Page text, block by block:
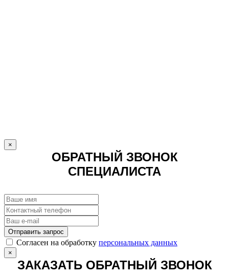
×
ОБРАТНЫЙ ЗВОНОК
СПЕЦИАЛИСТА
Отправить запрос
Cогласен на обработку персональных данных
×
ЗАКАЗАТЬ ОБРАТНЫЙ ЗВОНОК